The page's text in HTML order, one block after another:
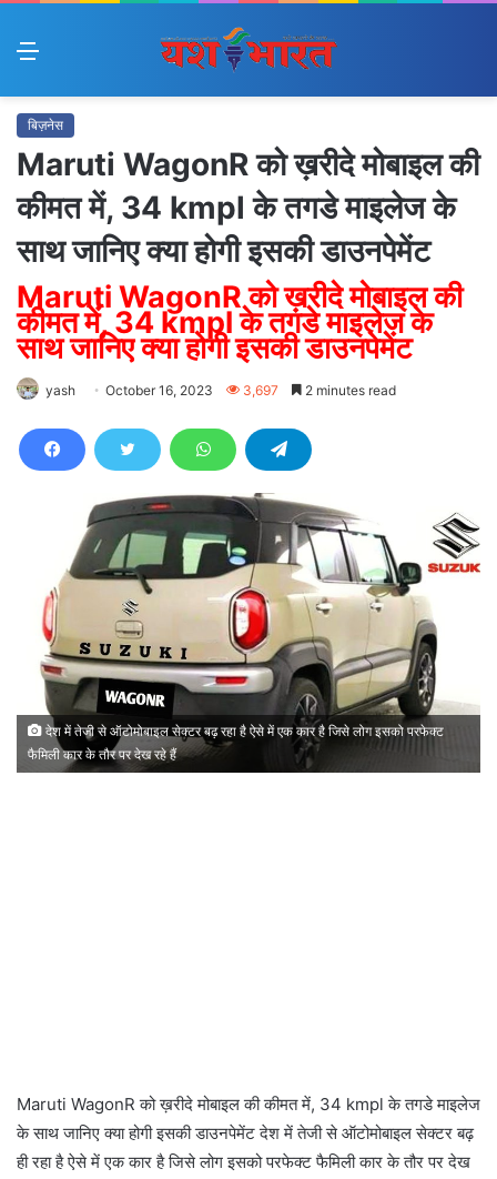
Menu
बिज़नेस
Maruti WagonR को ख़रीदे मोबाइल की
कीमत में, 34 kmpl के तगडे माइलेज के
साथ जानिए क्या होगी इसकी डाउनपेमेंट
Maruti WagonR को ख़रीदे मोबाइल की
कीमत में, 34 kmpl के तगडे माइलेज के
साथ जानिए क्या होगी इसकी डाउनपेमेंट
yash October 16, 2023 3,697 2 minutes read
देश में तेजी से ऑटोमोबाइल सेक्टर बढ़ रहा है ऐसे में एक कार है जिसे लोग इसको परफेक्ट
फैमिली कार के तौर पर देख रहे हैं
Maruti WagonR को ख़रीदे मोबाइल की कीमत में, 34 kmpl के तगडे माइलेज
के साथ जानिए क्या होगी इसकी डाउनपेमेंट देश में तेजी से ऑटोमोबाइल सेक्टर बढ़
ही रहा है ऐसे में एक कार है जिसे लोग इसको परफेक्ट फैमिली कार के तौर पर देख